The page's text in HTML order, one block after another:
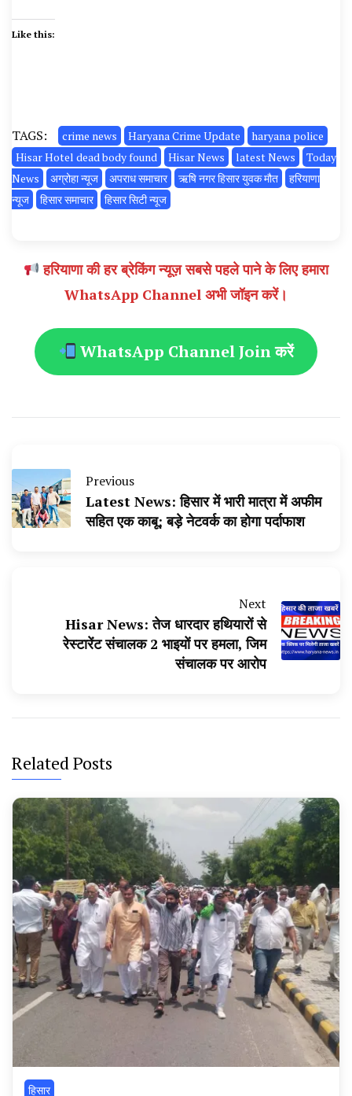
Like this:
TAGS: crime news Haryana Crime Update
haryana police
Hisar Hotel dead body found
Hisar News latest News
Today
News
अग्रोहा न्यूज अपराध समाचार ऋषि नगर हिसार युवक मौत
हरियाणा
न्यूज
हिसार समाचार हिसार सिटी न्यूज
हरियाणा की हर ब्रेकिंग न्यूज़ सबसे पहले पाने के लिए हमारा
WhatsApp Channel अभी जॉइन करें।
WhatsApp Channel Join करें
Previous
Latest News: हिसार में भारी मात्रा में अफीम
सहित एक काबू; बड़े नेटवर्क का होगा पर्दाफाश
Next
Hisar News: तेज धारदार हथियारों से
रेस्टारेंट संचालक 2 भाइयों पर हमला, जिम
संचालक पर आरोप
Related Posts
हिसार